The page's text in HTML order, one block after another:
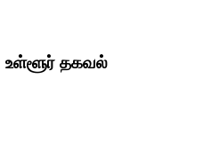
உள்ளூர் தகவல்